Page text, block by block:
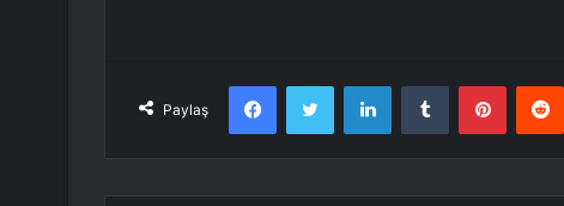
Paylaş
FacebookTwitter LinkedInTumblr Pinterest